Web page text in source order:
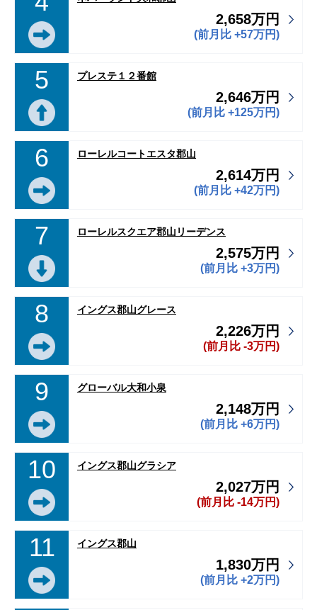
2,658万円
(前月比 +57万円)
5 プレステ１２番館
2,646万円
(前月比 +125万円)
6 ローレルコートエスタ郡山
2,614万円
(前月比 +42万円)
7 ローレルスクエア郡山リーデンス
2,575万円
(前月比 +3万円)
8 イングス郡山グレース
2,226万円
(前月比 -3万円)
9 グローバル大和小泉
2,148万円
(前月比 +6万円)
10 イングス郡山グラシア
2,027万円
(前月比 -14万円)
11 イングス郡山
1,830万円
(前月比 +2万円)